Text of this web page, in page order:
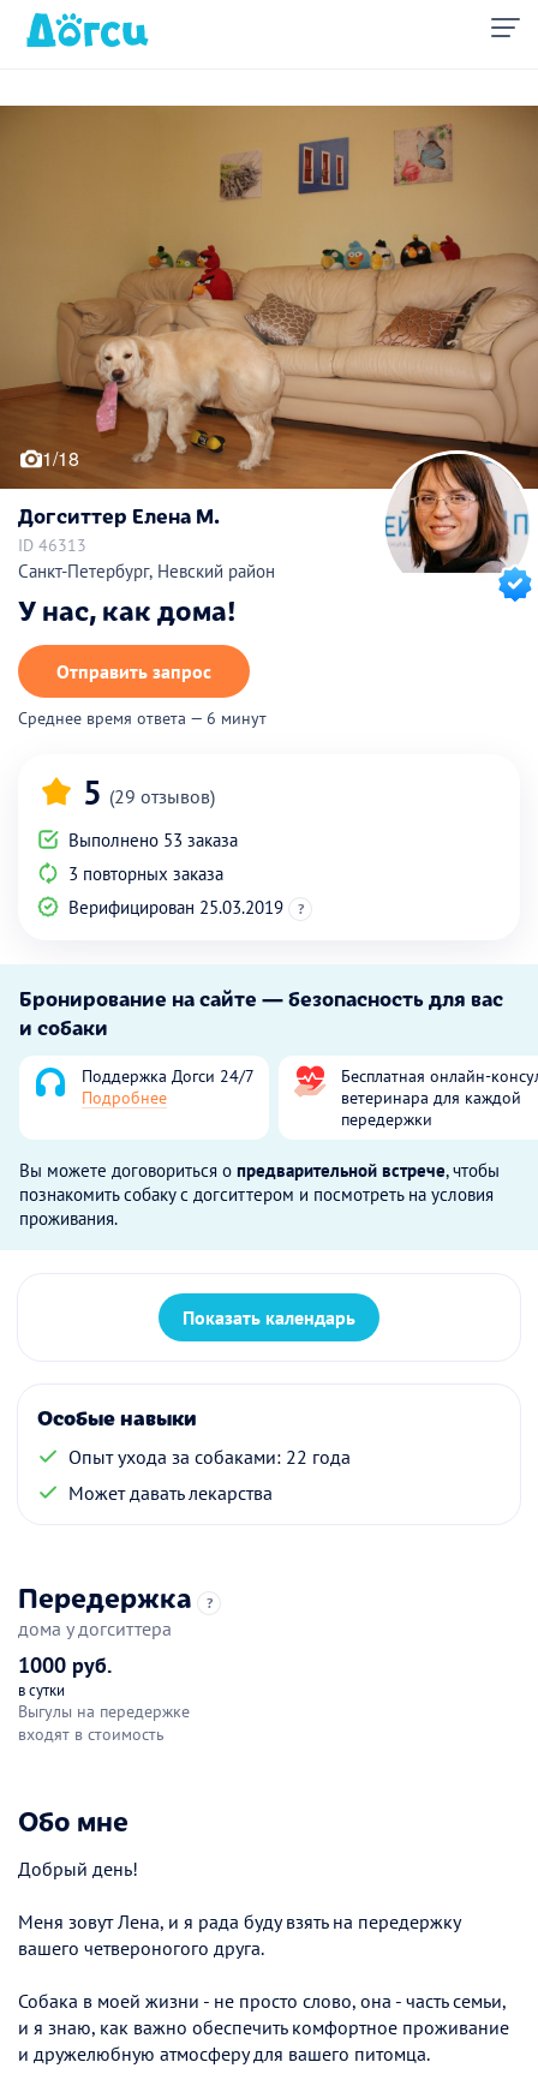
1/18
Догситтер Елена М.
ID 46313
Санкт-Петербург, Невский район
У нас, как дома!
Отправить запрос
Среднее время ответа — 6 минут
5 (29 отзывов)
Выполнено 53 заказа
3 повторных заказа
Верифицирован 25.03.2019
?
Бронирование на сайте — безопасность для вас
и собаки
Поддержка Догси 24/7
Подробнее
Бесплатная онлайн-
ветеринара для каждой
передержки
Вы можете договориться о предварительной встрече, чтобы
познакомить собаку с догситтером и посмотреть на условия
проживания.
Показать календарь
Особые навыки
Опыт ухода за собаками: 22 года
Может давать лекарства
Передержка ?
дома у догситтера
1000 руб.
в сутки
Выгулы на передержке
входят в стоимость
Обо мне
Добрый день!
Меня зовут Лена, и я рада буду взять на передержку
вашего четвероногого друга.
Собака в моей жизни - не просто слово, она - часть семьи,
и я знаю, как важно обеспечить комфортное проживание
и дружелюбную атмосферу для вашего питомца.